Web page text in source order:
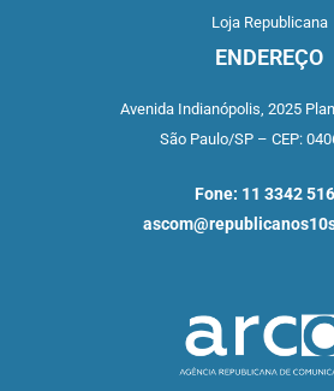
Loja Republicana
ENDEREÇO
Avenida Indianópolis, 2025
São Paulo/SP – CEP:
Fone: 11 3342